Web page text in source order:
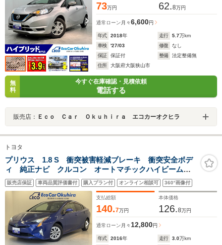
73万円 62.8万円
通常ローン 月々6,600円
年式 2018年 走行 5.7万km
車検
'27/03 修復
なし
保証
保証付 整備
法定整備無
住所
大阪府大阪狭山市
無
料
今すぐ在庫確認・見積依頼
電話する
販売店： Ｅｃｏ Ｃａｒ Ｏｋｕｈｉｒａ エコカーオクヒラ
トヨタ
プリウス 1.8 S 衝突被害軽減ブレーキ 衝突安全ボデ
ィ 純正ナビ クルコン オートマチックハイビーム
ETC 純正アルミ オートライト
販売店保証 車両品質評価書付 購入プラン付 オンライン相談可 360°画像付
支払総額
140.7万円
本体価格
126.8万円
通常ローン 月々12,800円
年式 2016年 走行 3.0万km